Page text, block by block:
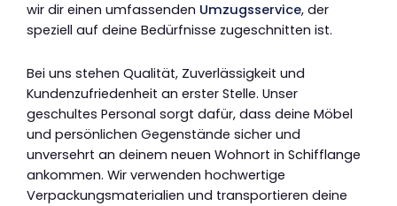
wir dir einen umfassenden Umzugsservice, der
speziell auf deine Bedürfnisse zugeschnitten ist.
Bei uns stehen Qualität, Zuverlässigkeit und
Kundenzufriedenheit an erster Stelle. Unser
geschultes Personal sorgt dafür, dass deine Möbel
und persönlichen Gegenstände sicher und
unversehrt an deinem neuen Wohnort in Schifflange
ankommen. Wir verwenden hochwertige
Verpackungsmaterialien und transportieren deine